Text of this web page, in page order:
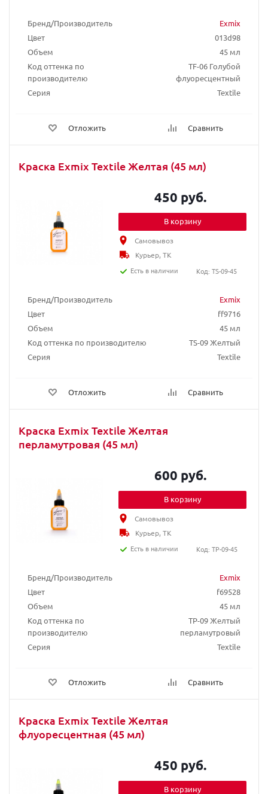
Бренд/Производитель
Exmix
Цвет
013d98
Объем
45 мл
Код оттенка по
производителю
TF-06 Голубой
флуоресцентный
Серия
Textile
Отложить Сравнить
Краска Exmix Textile Желтая (45 мл)
Бренд/Производитель
Exmix
Цвет
ff9716
Объем
45 мл
Код оттенка по производителю
TS-09 Желтый
Серия
Textile
Отложить Сравнить
450 руб.
В корзину
Самовывоз
Курьер, ТК
Есть в наличии
Код: TS-09-45
Краска Exmix Textile Желтая
перламутровая (45 мл)
Бренд/Производитель
Exmix
Цвет
f69528
Объем
45 мл
Код оттенка по
производителю
TP-09 Желтый
перламутровый
Серия
Textile
Отложить Сравнить
600 руб.
В корзину
Самовывоз
Курьер, ТК
Есть в наличии
Код: TP-09-45
Краска Exmix Textile Желтая
флуоресцентная (45 мл)
450 руб.
В корзину